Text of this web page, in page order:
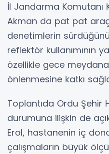
İl Jandarma Komutanı
Akman da pat pat
denetimlerin
reflektör kullanımının
özellikle gece
önlenmesine katkı
Toplantıda Ordu Şehir
durumuna ilişkin de
Erol, hastanenin iç
çalışmaların büyük